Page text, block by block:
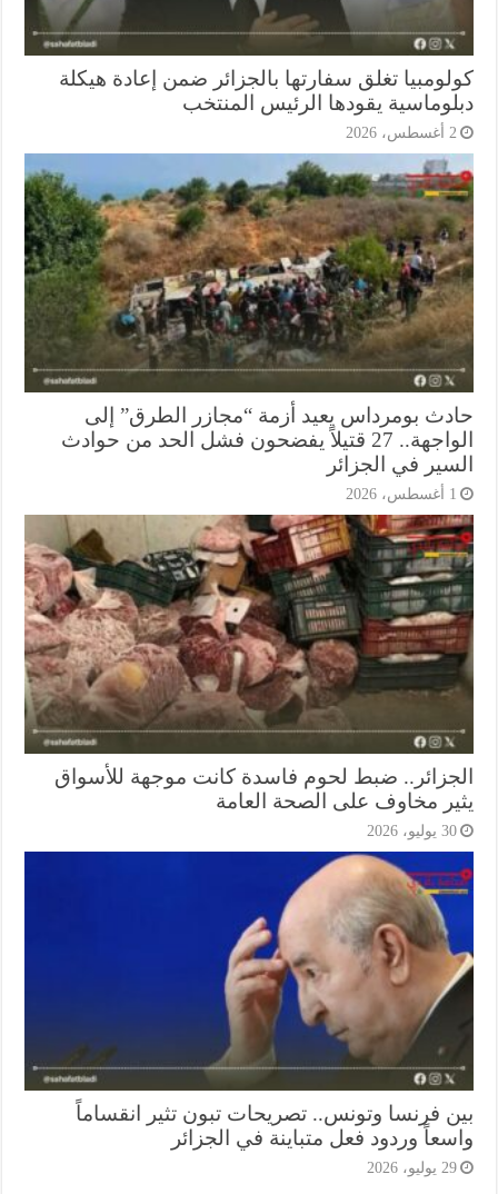
تغلق سفارتها بالجزائر ضمن إعادة هيكلة
يقودها الرئيس المنتخب
بومرداس يعيد أزمة “مجازر الطرق” إلى
الواجهة.. 27 قتيلاً يفضحون فشل الحد من حوادث
في الجزائر
ضبط لحوم فاسدة كانت موجهة للأسواق
مخاوف على الصحة العامة
فرنسا وتونس.. تصريحات تبون تثير انقساماً
وردود فعل متباينة في الجزائر